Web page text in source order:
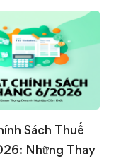
Sách Thuế
Những Thay